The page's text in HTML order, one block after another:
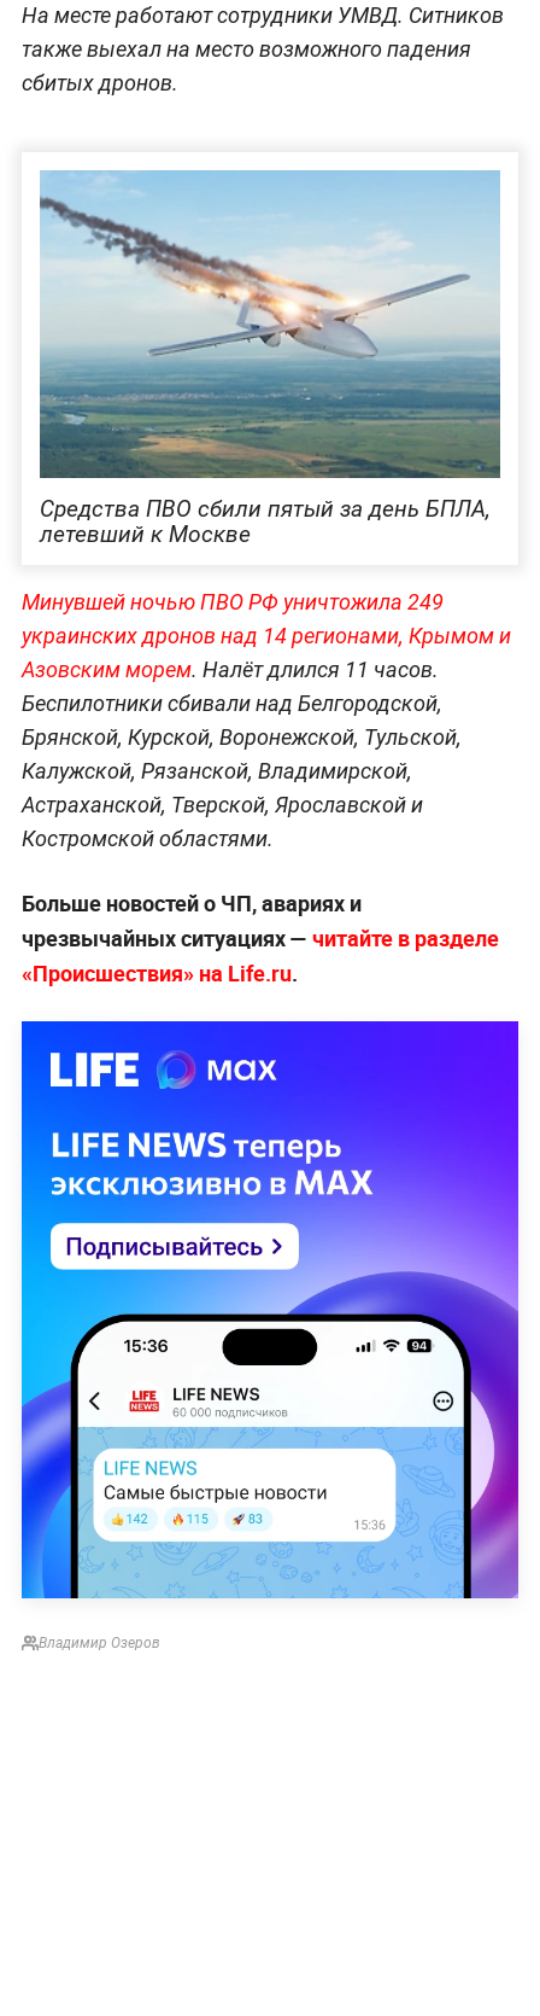
На месте работают сотрудники УМВД. Ситников
также выехал на место возможного падения
сбитых дронов.
Средства ПВО сбили пятый за день БПЛА,
летевший к Москве
Минувшей ночью ПВО РФ уничтожила 249
украинских дронов над 14 регионами, Крымом и
Азовским морем. Налёт длился 11 часов.
Беспилотники сбивали над Белгородской,
Брянской, Курской, Воронежской, Тульской,
Калужской, Рязанской, Владимирской,
Астраханской, Тверской, Ярославской и
Костромской областями.
Больше новостей о ЧП, авариях и
чрезвычайных ситуациях — читайте в разделе
«Происшествия» на Life.ru.
Владимир Озеров